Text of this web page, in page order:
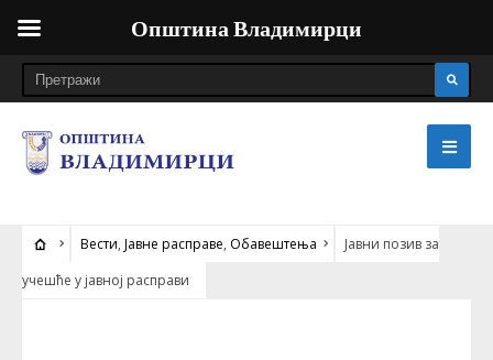
Вести, Јавне расправе, Обавештења
Јавни позив за
учешће у јавној расправи
Општина Владимирци